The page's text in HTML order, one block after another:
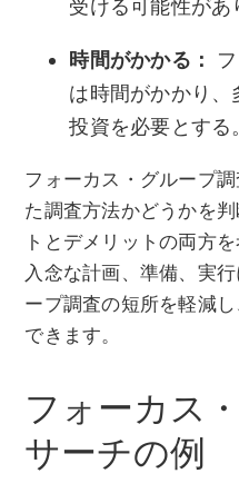
受ける可能性があ
時間がかかる：
は時間がかかり
投資を必要とする
フォーカス・グループ
た調査方法かどうかを
トとデメリットの両方
入念な計画、準備、実
ープ調査の短所を軽減
できます。
フォーカス
サーチの例